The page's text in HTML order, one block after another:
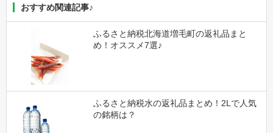
おすすめ関連記事♪
ふるさと納税北海道増毛町の返礼品まと
め！オススメ7選♪
ふるさと納税水の返礼品まとめ！2Lで人気
の銘柄は？